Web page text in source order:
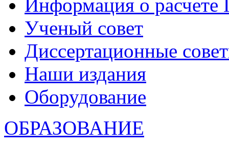
Информация о
Ученый совет
Диссертационные
Наши издания
Оборудование
ОБРАЗОВАНИЕ